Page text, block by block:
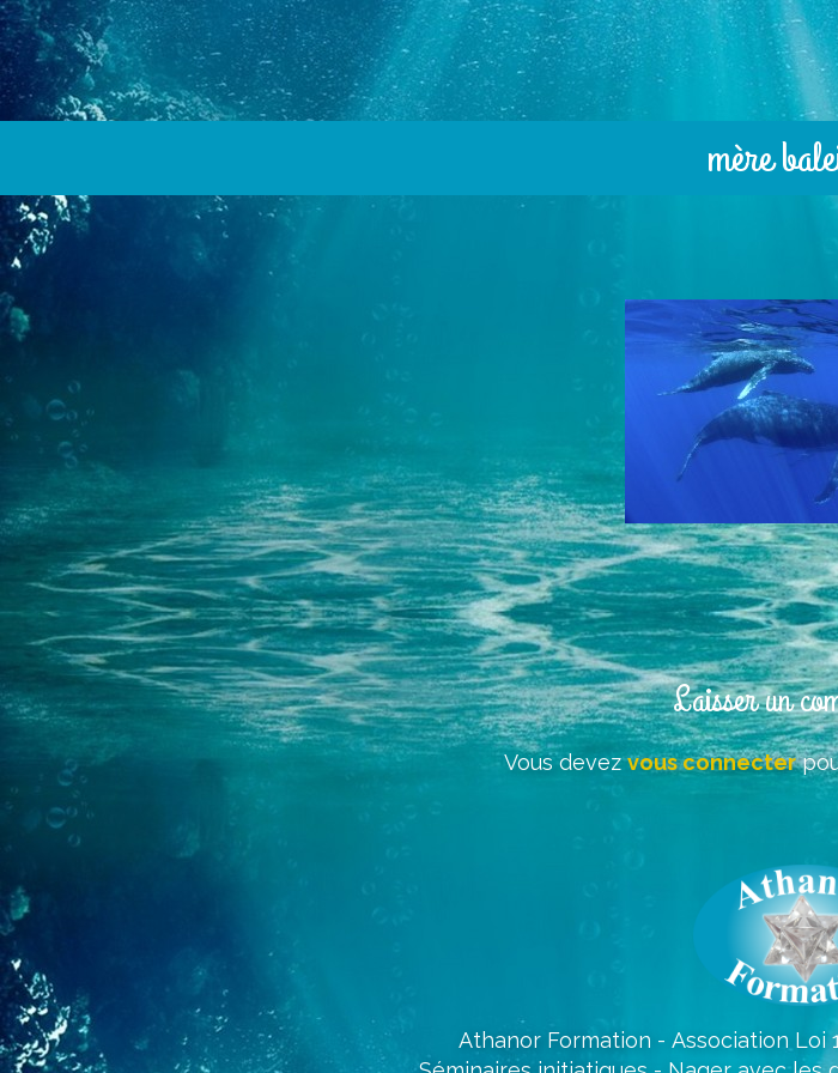
mère
Laisser un
Vous devezvous connecter
Athanor Formation - Association Loi